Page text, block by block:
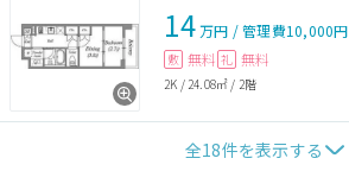
14万円 /管理費10,000円
敷 無料 礼 無料
2K / 24.08㎡ / 2階
全18件を表示する